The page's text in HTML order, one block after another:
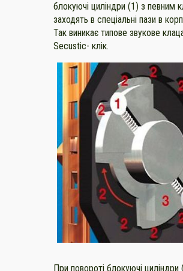
блокуючі циліндри (1) з певним
заходять в спеціальні пази в
Так виникає типове звукове
Secustic- клік.
При повороті блокуючі циліндри